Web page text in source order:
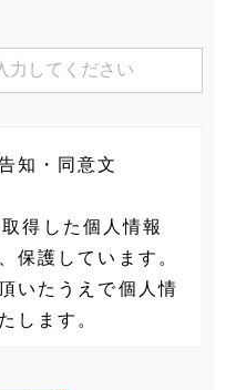
知・同意文
得した個人情報
保護しています。
いたうえで個人情
します。